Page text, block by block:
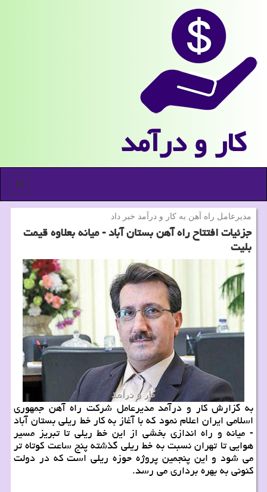
كار و درآمد
منو
مدیرعامل راه آهن به كار و درآمد خبر داد
جزئیات افتتاح راه آهن بستان آباد - میانه بعلاوه قیمت
بلیت
به گزارش كار و درآمد مدیرعامل شركت راه آهن جمهوری
اسلامی ایران اعلام نمود كه با آغاز به كار خط ریلی بستان آباد
- میانه و راه اندازی بخشی از این خط ریلی تا تبریز مسیر
هوایی تا تهران نسبت به خط ریلی گذشته پنج ساعت كوتاه تر
می شود و این پنجمین پروژه حوزه ریلی است كه در دولت
كنونی به بهره برداری می رسد.